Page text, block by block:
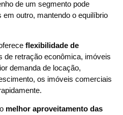
de um segmento pode
outro, mantendo o equilíbrio
flexibilidade de
de retração econômica, imóveis
demanda de locação,
os imóveis comerciais
melhor aproveitamento das